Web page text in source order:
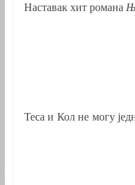
Наставак хит романа
Теса и Кол не могу